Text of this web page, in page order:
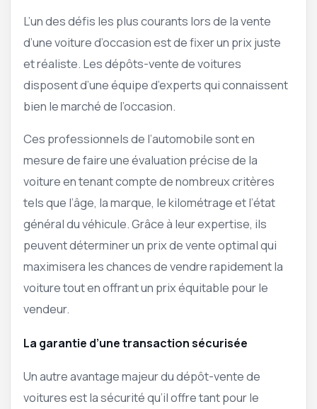
L’un des défis les plus courants lors de la vente
d’une voiture d’occasion est de fixer un prix juste
et réaliste. Les dépôts-vente de voitures
disposent d’une équipe d’experts qui connaissent
bien le marché de l’occasion.
Ces professionnels de l’automobile sont en
mesure de faire une évaluation précise de la
voiture en tenant compte de nombreux critères
tels que l’âge, la marque, le kilométrage et l’état
général du véhicule. Grâce à leur expertise, ils
peuvent déterminer un prix de vente optimal qui
maximisera les chances de vendre rapidement la
voiture tout en offrant un prix équitable pour le
vendeur.
La garantie d’une transaction sécurisée
Un autre avantage majeur du dépôt-vente de
voitures est la sécurité qu’il offre tant pour le